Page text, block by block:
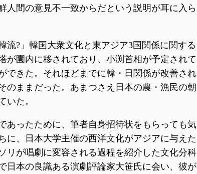
人間の意見不一致からだという説明が耳に入ら
流?」韓国大衆文化と東アジア3国関係に関する
が園内に移されており、小渕首相が予定されて
できた。それほどまでに韓・日関係が改善され
のままだった。あまつさえ日本の農・漁民の朝
いた。
あったために、筆者自身招待状をもらっても気
に、日本大学主催の西洋文化がアジアに与えた
リが唱劇に変容される過程を紹介した文化分科
日本の良識ある演劇評論家大笹氏に会い、彼が